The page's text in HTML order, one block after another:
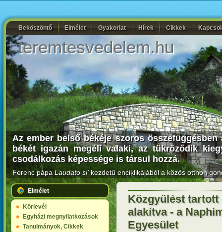
Beköszöntő Elmélet Gyakorlat Hírek Cikkek
teremtesvedelem.hu
Az ember belső békéje szoros
békét igazán megéli valaki, az tükröződik
csodálkozás képessége is társul hozzá.
Ferenc pápaLaudato si'kezdetű enciklikájából a közös otthon
Elmélet
Körlevél
Egyházi megnyilatkozások
Tanulmányok, Cikkek
Közgyűlést tartott
alakítva - a
Egyesület